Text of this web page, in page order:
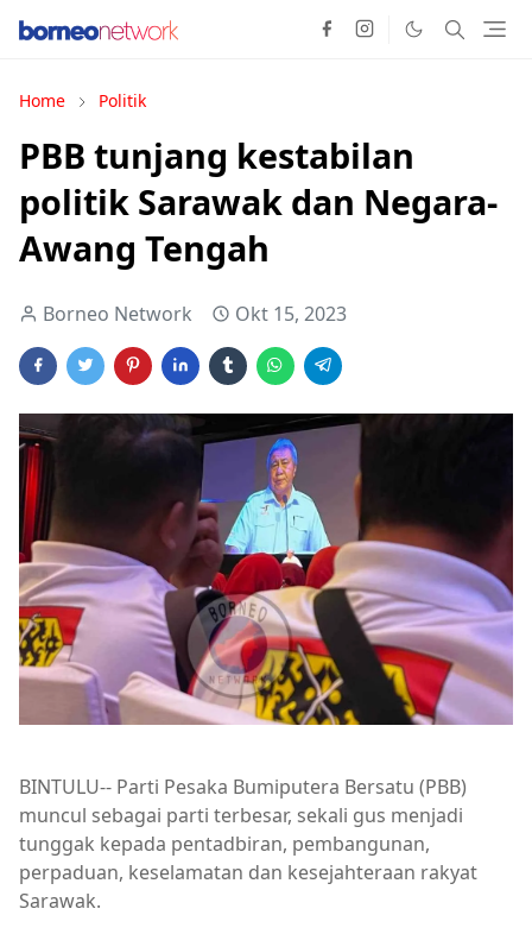
Home Politik
PBB tunjang kestabilan
politik Sarawak dan Negara-
Awang Tengah
Borneo Network Okt 15, 2023
BINTULU-- Parti Pesaka Bumiputera Bersatu (PBB)
muncul sebagai parti terbesar, sekali gus menjadi
tunggak kepada pentadbiran, pembangunan,
perpaduan, keselamatan dan kesejahteraan rakyat
Sarawak.